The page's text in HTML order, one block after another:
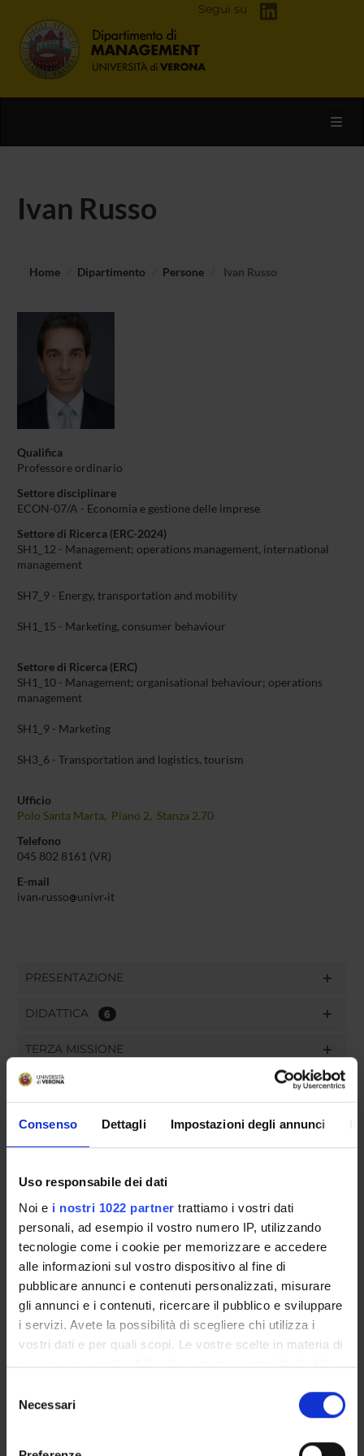
Consenso Dettagli Impostazioni degli annunci
Uso responsabile dei dati
Noi e i nostri 1022 partner trattiamo i vostri dati
personali, ad esempio il vostro numero IP, utilizzando
tecnologie come i cookie per memorizzare e accedere
alle informazioni sul vostro dispositivo al fine di
pubblicare annunci e contenuti personalizzati, misurare
gli annunci e i contenuti, ricercare il pubblico e sviluppare
i servizi. Avete la possibilità di scegliere chi utilizza i
vostri dati e per quali scopi. Le vostre scelte in materia di
privacy sono applicabili solo su questa proprietà digitale
modificare o revocare il proprio consenso in qualsiasi
momento dalla Dichiarazione sui cookie o facendo clic
delNecessari
Segui su
Ivan Russo
Home Dipartimento Persone Ivan Russo
Qualifica
Professore ordinario
Settore disciplinare
ECON-07/A - Economia e gestione delle imprese
Settore di Ricerca (ERC-2024)
SH1_12 - Management; operations management, international
management
SH7_9 - Energy, transportation and mobility
SH1_15 - Marketing, consumer behaviour
Settore di Ricerca (ERC)
SH1_10 - Management; organisational behaviour; operations
management
SH1_9 - Marketing
SH3_6 - Transportation and logistics, tourism
Ufficio
Polo Santa Marta, Piano 2, Stanza 2.70
Telefono
045 802 8161 (VR)
E-mail
ivan russo univr it
PRESENTAZIONE
DIDATTICA 6
TERZA MISSIONE
RICERCA
PROGETTI
INCARICHI
ORGANIZZAZIONE
GOVERNANCE
COMMISSIONI